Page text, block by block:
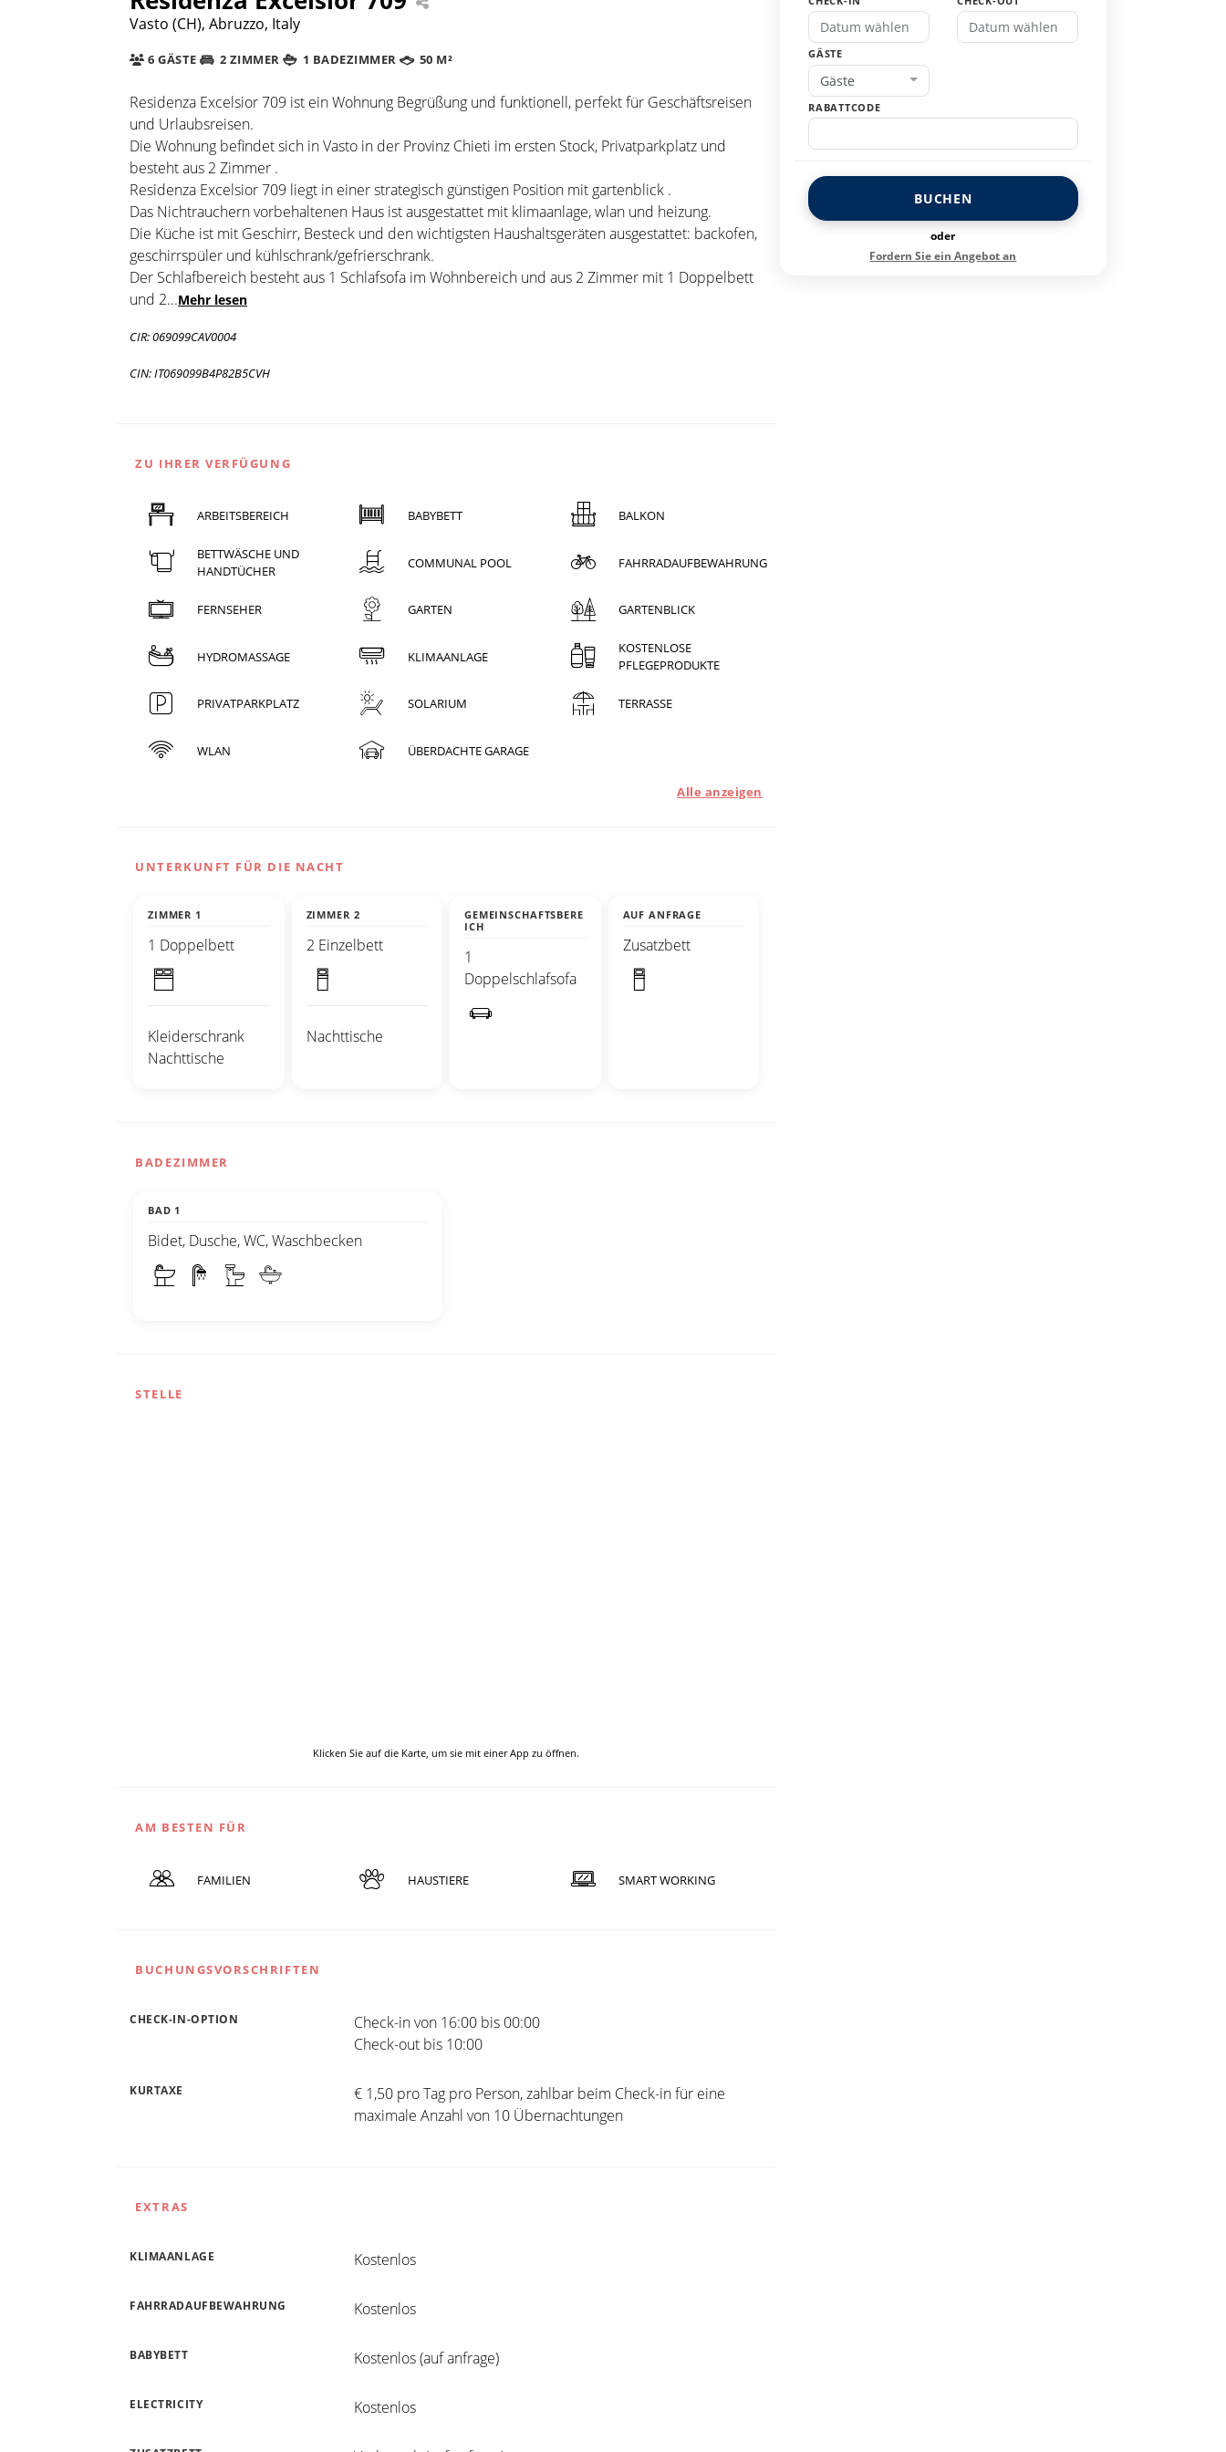
Vasto (CH), Abruzzo, Italy
6 GÄSTE 2 ZIMMER 1 BADEZIMMER 50 M²
Residenza Excelsior 709 ist ein Wohnung Begrüßung und funktionell, perfekt für Geschäftsreisen
und Urlaubsreisen.
Die Wohnung befindet sich in Vasto in der Provinz Chieti im ersten Stock, Privatparkplatz und
besteht aus 2 Zimmer .
Residenza Excelsior 709 liegt in einer strategisch günstigen Position mit gartenblick .
Das Nichtrauchern vorbehaltenen Haus ist ausgestattet mit klimaanlage, wlan und heizung.
Die Küche ist mit Geschirr, Besteck und den wichtigsten Haushaltsgeräten ausgestattet: backofen,
geschirrspüler und kühlschrank/gefrierschrank.
Der Schlafbereich besteht aus 1 Schlafsofa im Wohnbereich und aus 2 Zimmer mit 1 Doppelbett
und 2...Mehr lesen
CIR: 069099CAV0004
CIN: IT069099B4P82B5CVH
ZU IHRER VERFÜGUNG
ARBEITSBEREICH BABYBETT BALKON
BETTWÄSCHE UND
HANDTÜCHER
COMMUNAL POOL FAHRRADAUFBEWAHRUNG
FERNSEHER GARTEN GARTENBLICK
HYDROMASSAGE KLIMAANLAGE
KOSTENLOSE
PFLEGEPRODUKTE
PRIVATPARKPLATZ SOLARIUM TERRASSE
WLAN ÜBERDACHTE GARAGE
Alle anzeigen
UNTERKUNFT FÜR DIE NACHT
ZIMMER 1
1 Doppelbett
Kleiderschrank
Nachttische
ZIMMER 2
2 Einzelbett
Nachttische
GEMEINSCHAFTSBERE
ICH
1
Doppelschlafsofa
AUF ANFRAGE
Zusatzbett
BADEZIMMER
BAD 1
Bidet, Dusche, WC, Waschbecken
STELLE
Klicken Sie auf die Karte, um sie mit einer App zu öffnen.
AM BESTEN FÜR
FAMILIEN HAUSTIERE SMART WORKING
BUCHUNGSVORSCHRIFTEN
CHECK-IN-OPTION
Check-in von 16:00 bis 00:00
Check-out bis 10:00
KURTAXE
€ 1,50 pro Tag pro Person, zahlbar beim Check-in für eine
maximale Anzahl von 10 Übernachtungen
EXTRAS
KLIMAANLAGE Kostenlos
FAHRRADAUFBEWAHRUNG Kostenlos
BABYBETT Kostenlos (auf anfrage)
ELECTRICITY Kostenlos
GÄSTE
Gäste
RABATTCODE
BUCHEN
oder
Fordern Sie ein Angebot an